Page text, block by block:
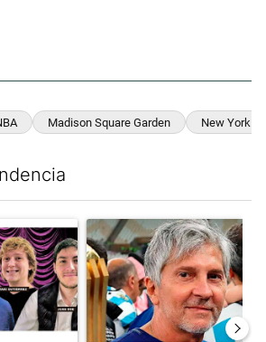
Madison Square Garden New York
con el título "Luces y alarmas en el
Un artículo de tendencia con